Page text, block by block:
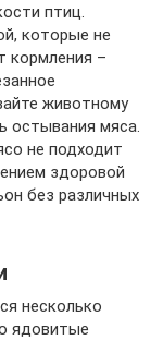
птиц.
которые не
кормления –
животному
остывания мяса.
не подходит
здоровой
без различных
несколько
ядовитые